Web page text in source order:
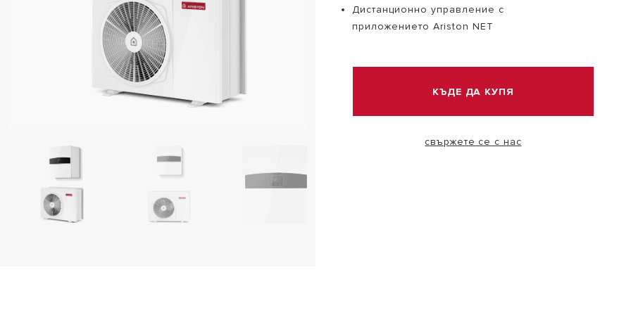
VISIT
НА БОЙЛЕРИ
Дистанционно управление с
приложението Ariston NET
КЪДЕ ДА КУПЯ
свържете се с нас